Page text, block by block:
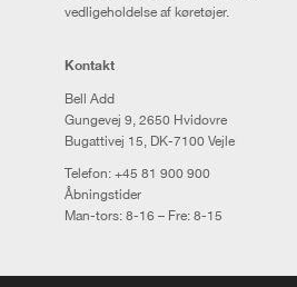
vedligeholdelse af køretøjer.
Kontakt
Bell Add
Gungevej 9, 2650 Hvidovre
Bugattivej 15, DK-7100 Vejle
Telefon: +45 81 900 900
Åbningstider
Man-tors: 8-16 – Fre: 8-15